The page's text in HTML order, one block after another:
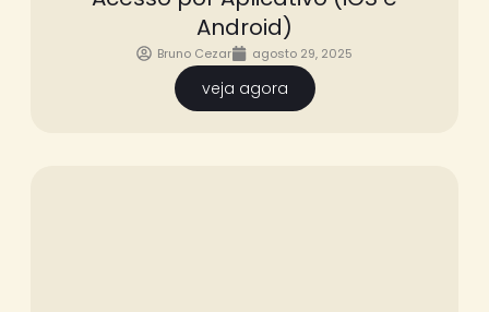
Android)
Bruno Cezar agosto 29, 2025
veja agora